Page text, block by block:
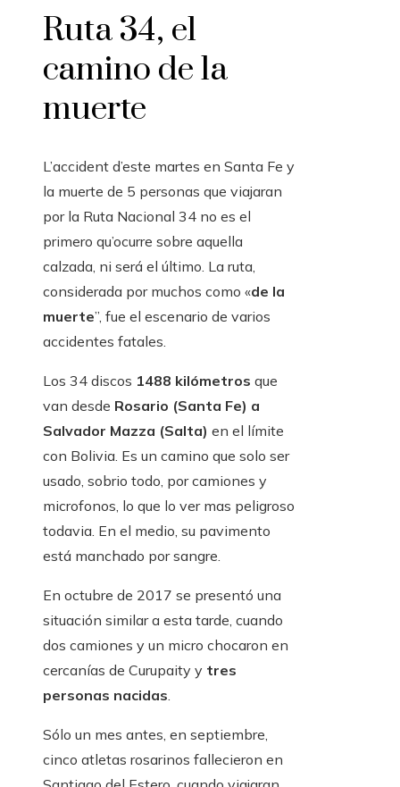
Ruta 34, el
camino de la
muerte
L’accident d’este martes en Santa Fe y
la muerte de 5 personas que viajaran
por la Ruta Nacional 34 no es el
primero qu’ocurre sobre aquella
calzada, ni será el último. La ruta,
considerada por muchos como «de la
muerte”, fue el escenario de varios
accidentes fatales.
Los 34 discos 1488 kilómetros que
van desde Rosario (Santa Fe) a
Salvador Mazza (Salta) en el límite
con Bolivia. Es un camino que solo ser
usado, sobrio todo, por camiones y
microfonos, lo que lo ver mas peligroso
todavia. En el medio, su pavimento
está manchado por sangre.
En octubre de 2017 se presentó una
situación similar a esta tarde, cuando
dos camiones y un micro chocaron en
cercanías de Curupaity y tres
personas nacidas.
Sólo un mes antes, en septiembre,
cinco atletas rosarinos fallecieron en